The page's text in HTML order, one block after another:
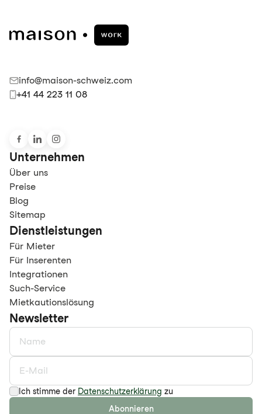
info@maison-schweiz.com
+41 44 223 11 08
Unternehmen
Über uns
Preise
Blog
Sitemap
Dienstleistungen
Für Mieter
Für Inserenten
Integrationen
Such-Service
Mietkautionslösung
Newsletter
Ich stimme der Datenschutzerklärung zu
Abonnieren